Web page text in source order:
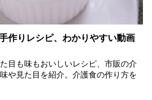
作りレシピ、わかりやすい動画
目も味もおいしいレシピ、市販の介
や見た目を紹介。介護食の作り方を